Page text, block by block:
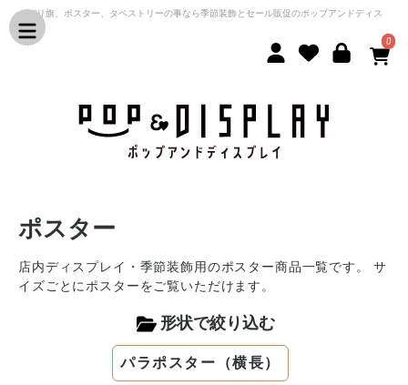
のぼり旗、ポスター、タペストリーの事なら季節装飾とセール販促のポップアンドディス
プレイ
0
ポスター
店内ディスプレイ・季節装飾用のポスター商品一覧です。 サ
イズごとにポスターをご覧いただけます。
形状で絞り込む
パラポスター（横長）